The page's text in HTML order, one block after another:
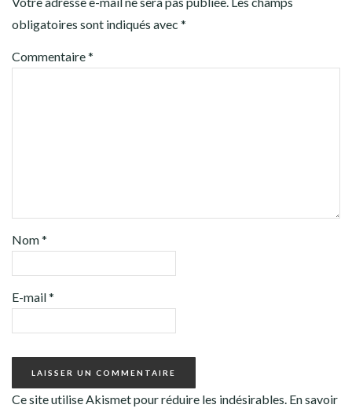
obligatoires sont indiqués avec *
Commentaire*
Nom*
E-mail*
Ce site utilise Akismet pour réduire les indésirables. En savoir